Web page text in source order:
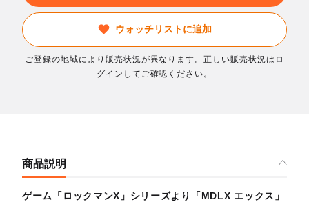
ウォッチリストに追加
ご登録の地域により販売状況が異なります。正しい販売状況はロ
グインしてご確認ください。
商品説明
ゲーム「ロックマンX」シリーズより「MDLX エックス」